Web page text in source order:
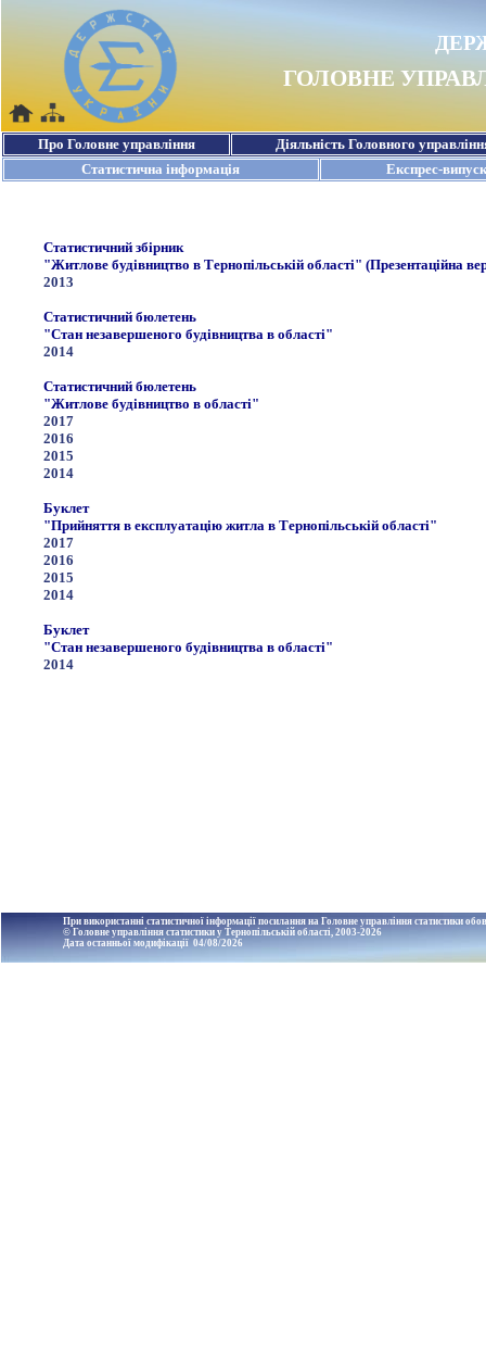
Статистичний збірник
"Житлове будівництво в Тернопільській області" (Презентаційна
2013
Статистичний бюлетень
"Стан незавершеного будівництва в області"
2014
Статистичний бюлетень
"Житлове будівництво в області"
2017
2016
2015
2014
Буклет
"Прийняття в експлуатацію житла в Тернопільській області"
2017
2016
2015
2014
Буклет
"Стан незавершеного будівництва в області"
2014